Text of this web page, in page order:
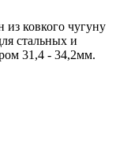
ковкого чугуну
стальных и
31,4 - 34,2мм.